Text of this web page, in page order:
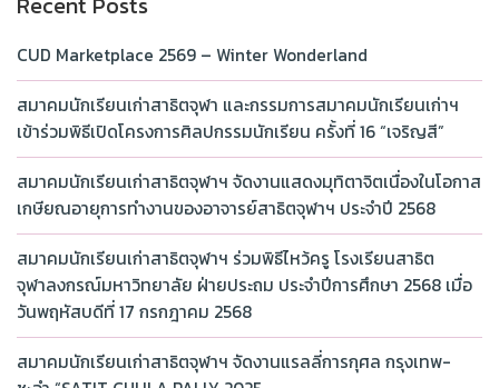
CUD Marketplace 2569 – Winter Wonderland
สมาคมนักเรียนเก่าสาธิตจุฬา และกรรมการสมาคมนักเรียนเก่าฯ
เข้าร่วมพิธีเปิดโครงการศิลปกรรมนักเรียน ครั้งที่ 16 “เจริญสี”
สมาคมนักเรียนเก่าสาธิตจุฬาฯ จัดงานแสดงมุทิตาจิตเนื่องในโอกาส
เกษียณอายุการทำงานของอาจารย์สาธิตจุฬาฯ ประจำปี 2568
สมาคมนักเรียนเก่าสาธิตจุฬาฯ ร่วมพิธีไหว้ครู โรงเรียนสาธิต
จุฬาลงกรณ์มหาวิทยาลัย ฝ่ายประถม ประจำปีการศึกษา 2568 เมื่อ
วันพฤหัสบดีที่ 17 กรกฎาคม 2568
สมาคมนักเรียนเก่าสาธิตจุฬาฯ จัดงานแรลลี่การกุศล กรุงเทพ-